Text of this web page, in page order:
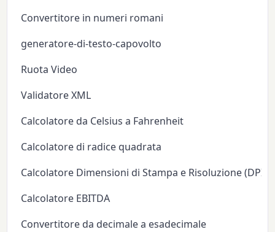
Convertitore in numeri romani
generatore-di-testo-capovolto
Ruota Video
Validatore XML
Calcolatore da Celsius a Fahrenheit
Calcolatore di radice quadrata
Calcolatore Dimensioni di Stampa e Risoluzione (DPI/
Calcolatore EBITDA
Convertitore da decimale a esadecimale